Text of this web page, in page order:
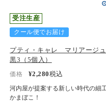
受注生産
クール便でお届け
プティ・キャレ マリアージュ
黒3（5個入）
価格 ¥2,280税込
河内屋が提案する新しい時代の細
かまぼこ！